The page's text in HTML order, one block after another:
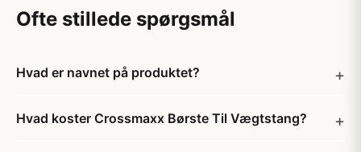
Ofte stillede spørgsmål
Hvad er navnet på produktet?
Hvad koster Crossmaxx Børste Til Vægtstang?